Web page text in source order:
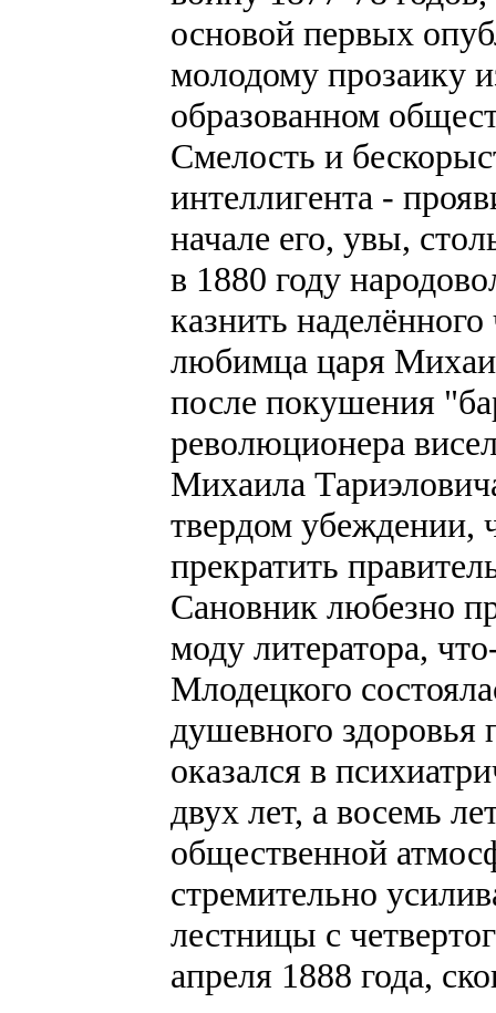
основой первых
молодому прозаику
образованном
Смелость и
интеллигента -
начале его, увы,
в 1880 году
казнить
любимца царя
после покушения
революционера
Михаила
твердом убеждении,
прекратить
Сановник любезно
моду литератора,
Млодецкого
душевного здоровья
оказался в
двух лет, а восемь
общественной
стремительно
лестницы с
апреля 1888 года,